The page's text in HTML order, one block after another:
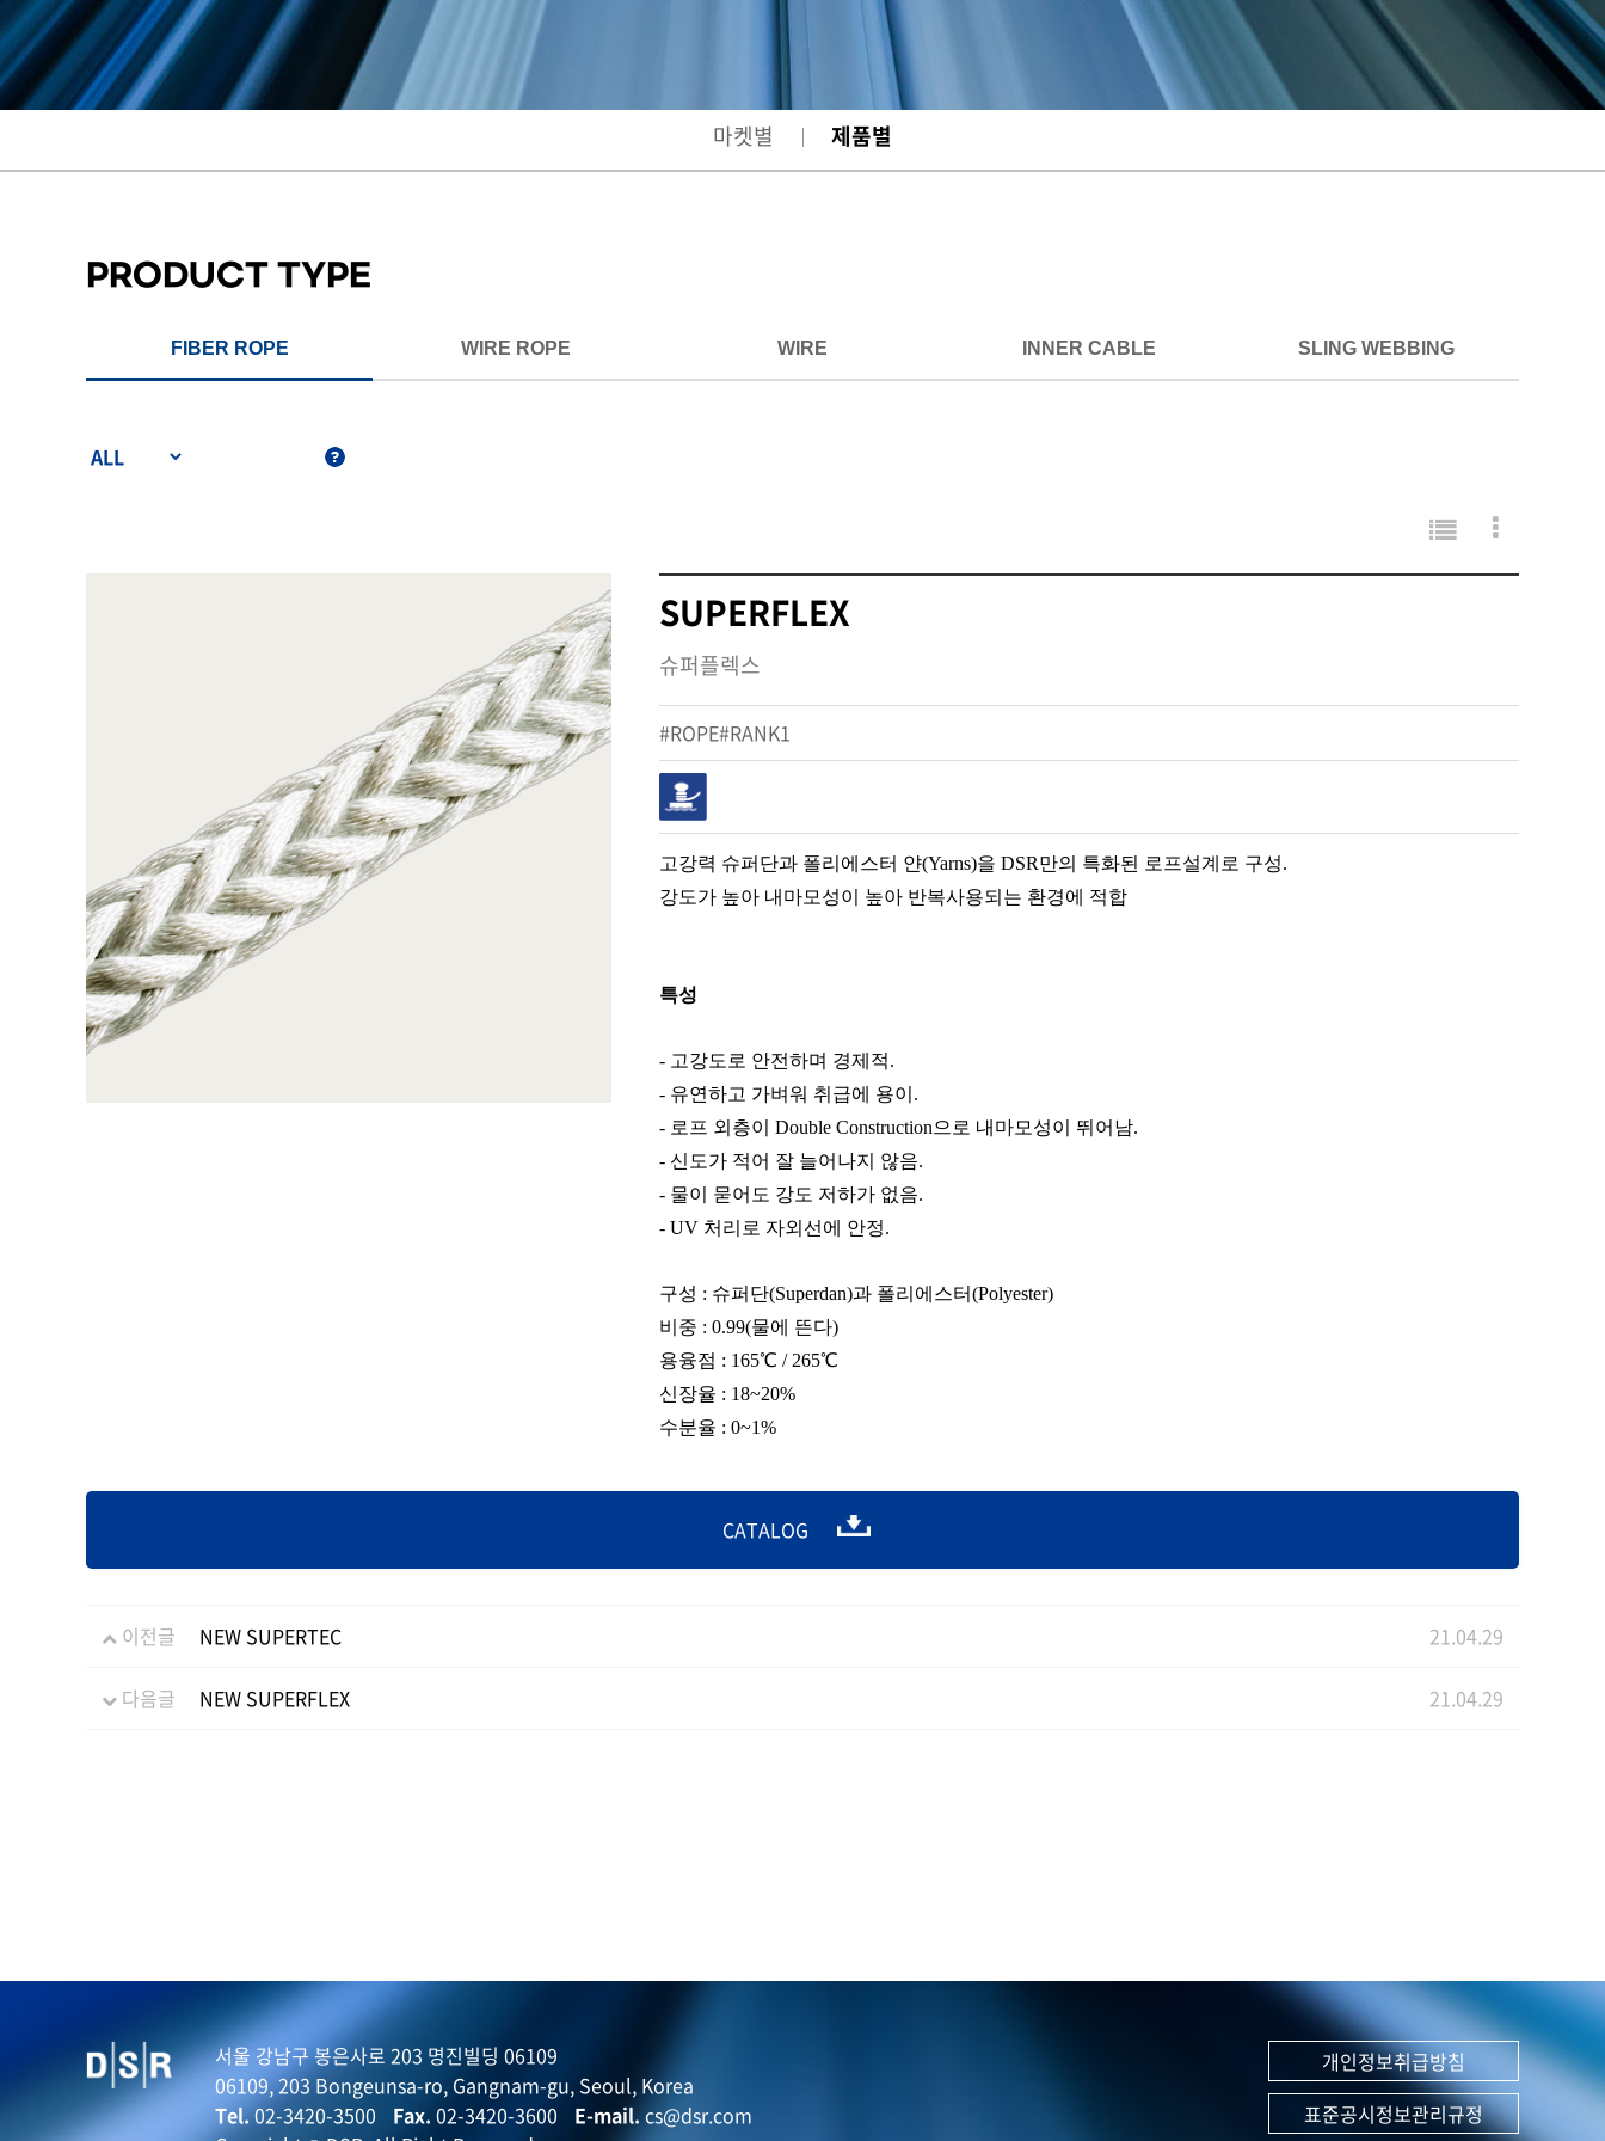
마켓별 제품별
PRODUCT TYPE
FIBER ROPE WIRE ROPE WIRE INNER CABLE SLING WEBBING
SUPERFLEX
슈퍼플렉스
#ROPE#RANK1
고강력 슈퍼단과 폴리에스터 얀(Yarns)을 DSR만의 특화된 로프설계로 구성.
강도가 높아 내마모성이 높아 반복사용되는 환경에 적합
특성
- 고강도로 안전하며 경제적.
- 유연하고 가벼워 취급에 용이.
- 로프 외층이 Double Construction으로 내마모성이 뛰어남.
- 신도가 적어 잘 늘어나지 않음.
- 물이 묻어도 강도 저하가 없음.
- UV 처리로 자외선에 안정.
구성 : 슈퍼단(Superdan)과 폴리에스터(Polyester)
비중 : 0.99(물에 뜬다)
용융점 : 165℃ / 265℃
신장율 : 18~20%
수분율 : 0~1%
CATALOG
이전글 NEW SUPERTEC 21.04.29
다음글 NEW SUPERFLEX 21.04.29
서울 강남구 봉은사로 203 명진빌딩 06109
06109, 203 Bongeunsa-ro, Gangnam-gu, Seoul, Korea
Tel.02-3420-3500 Fax. 02-3420-3600 E-mail. cs@dsr.com
개인정보취급방침
표준공시정보관리규정